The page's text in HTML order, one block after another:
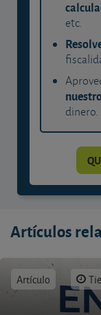
etc.
dinero.
Artículos
Artículo